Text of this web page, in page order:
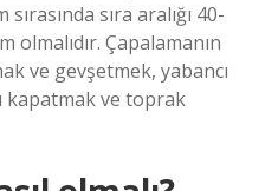
sıra aralığı 40-
olmalıdır. Çapalamanın
ve gevşetmek, yabancı
kapatmak ve toprak